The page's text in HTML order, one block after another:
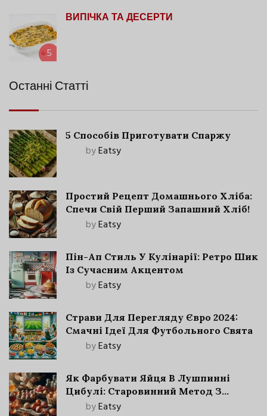
5
ВИПІЧКА ТА ДЕСЕРТИ
Останні Статті
5 Способів Приготувати Спаржу
byEatsy
Простий Рецепт Домашнього Хліба:
Спечи Свій Перший Запашний Хліб!
byEatsy
Пін-Ап Стиль У Кулінарії: Ретро Шик
Із Сучасним Акцентом
byEatsy
Страви Для Перегляду Євро 2024:
Смачні Ідеї Для Футбольного Свята
byEatsy
Як Фарбувати Яйця В Лушпинні
Цибулі: Старовинний Метод З
Сучасними Нюансами
byEatsy